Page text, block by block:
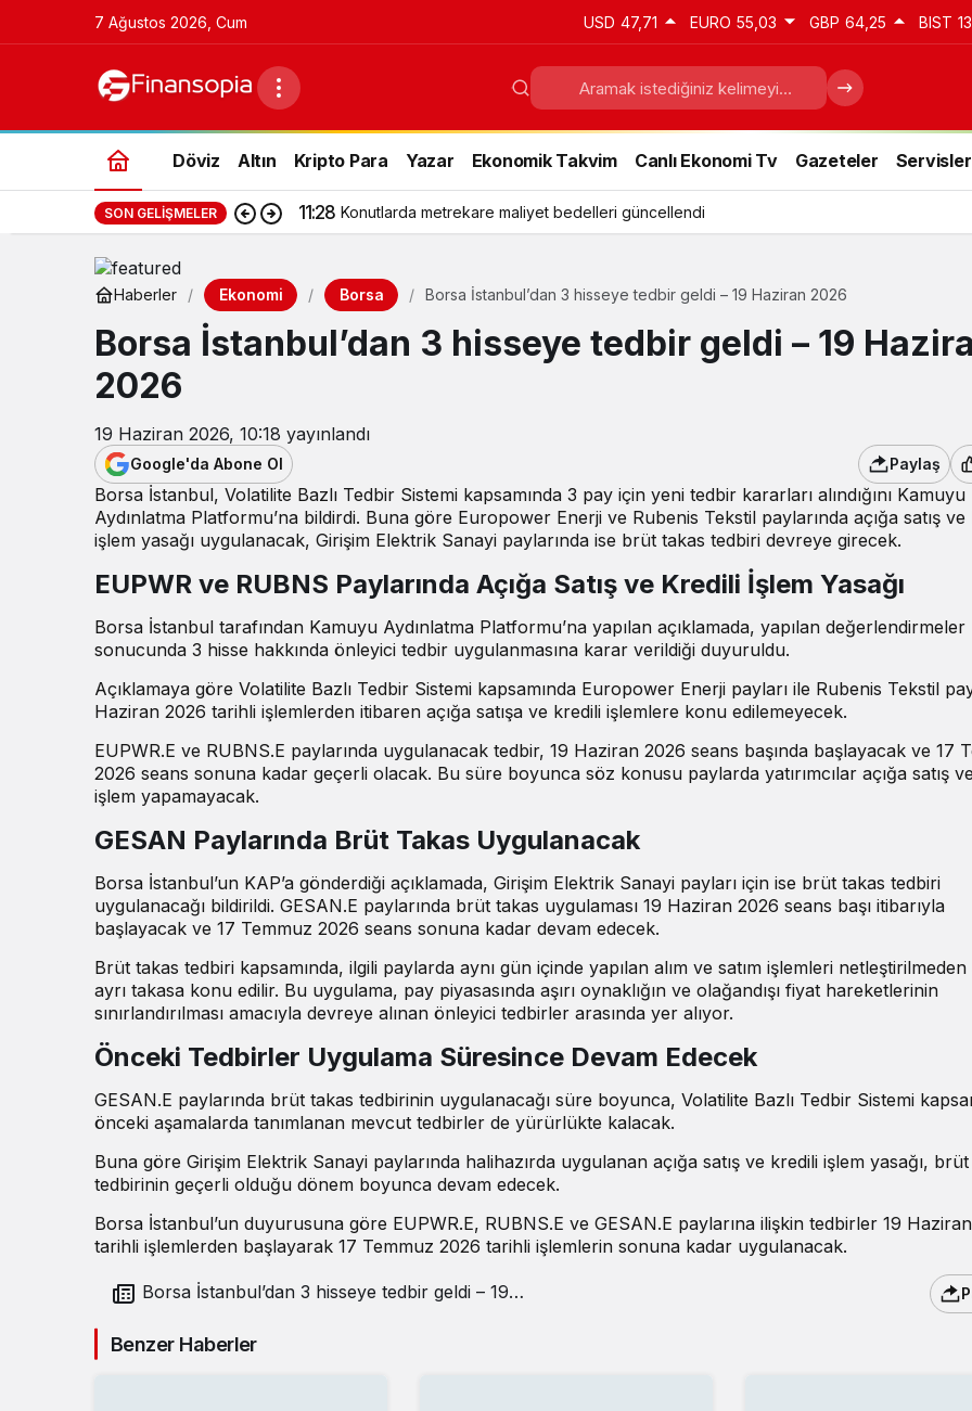
7 Ağustos 2026, Cum USD 47,71 EURO 55,03 GBP 64,25 BIST
Döviz Altın Kripto Para Yazar Ekonomik Takvim Canlı Ekonomi Tv Gazeteler Servisler
SON GELIŞMELER 11:28 Konutlarda metrekare maliyet bedelleri güncellendi
Haberler Ekonomi Borsa Borsa İstanbul’dan 3 hisseye tedbir geldi – 19 Haziran 2026
Borsa İstanbul’dan 3 hisseye tedbir geldi – 19
2026
19 Haziran 2026, 10:18 yayınlandı
Google'da Abone Ol Paylaş
Borsa İstanbul, Volatilite Bazlı Tedbir Sistemi kapsamında 3 pay için yeni tedbir kararları alındığını Kamuyu
Aydınlatma Platformu’na bildirdi. Buna göre Europower Enerji ve Rubenis Tekstil paylarında açığa satış ve
işlem yasağı uygulanacak, Girişim Elektrik Sanayi paylarında ise brüt takas tedbiri devreye girecek.
EUPWR ve RUBNS Paylarında Açığa Satış ve Kredili İşlem Yasağı
Borsa İstanbul tarafından Kamuyu Aydınlatma Platformu’na yapılan açıklamada, yapılan değerlendirmeler
sonucunda 3 hisse hakkında önleyici tedbir uygulanmasına karar verildiği duyuruldu.
Açıklamaya göre Volatilite Bazlı Tedbir Sistemi kapsamında Europower Enerji payları ile Rubenis Tekstil
Haziran 2026 tarihli işlemlerden itibaren açığa satışa ve kredili işlemlere konu edilemeyecek.
EUPWR.E ve RUBNS.E paylarında uygulanacak tedbir, 19 Haziran 2026 seans başında başlayacak ve 17
2026 seans sonuna kadar geçerli olacak. Bu süre boyunca söz konusu paylarda yatırımcılar açığa satış
işlem yapamayacak.
GESAN Paylarında Brüt Takas Uygulanacak
Borsa İstanbul’un KAP’a gönderdiği açıklamada, Girişim Elektrik Sanayi payları için ise brüt takas tedbiri
uygulanacağı bildirildi. GESAN.E paylarında brüt takas uygulaması 19 Haziran 2026 seans başı itibarıyla
başlayacak ve 17 Temmuz 2026 seans sonuna kadar devam edecek.
Brüt takas tedbiri kapsamında, ilgili paylarda aynı gün içinde yapılan alım ve satım işlemleri netleştirilmeden
ayrı takasa konu edilir. Bu uygulama, pay piyasasında aşırı oynaklığın ve olağandışı fiyat hareketlerinin
sınırlandırılması amacıyla devreye alınan önleyici tedbirler arasında yer alıyor.
Önceki Tedbirler Uygulama Süresince Devam Edecek
GESAN.E paylarında brüt takas tedbirinin uygulanacağı süre boyunca, Volatilite Bazlı Tedbir Sistemi
önceki aşamalarda tanımlanan mevcut tedbirler de yürürlükte kalacak.
Buna göre Girişim Elektrik Sanayi paylarında halihazırda uygulanan açığa satış ve kredili işlem yasağı,
tedbirinin geçerli olduğu dönem boyunca devam edecek.
Borsa İstanbul’un duyurusuna göre EUPWR.E, RUBNS.E ve GESAN.E paylarına ilişkin tedbirler 19
tarihli işlemlerden başlayarak 17 Temmuz 2026 tarihli işlemlerin sonuna kadar uygulanacak.
Benzer Haberler